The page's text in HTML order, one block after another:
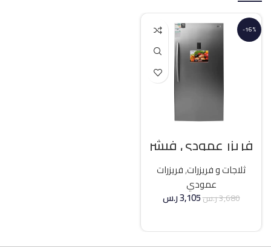
-16%
فريزر عمودي فيشر
21 قدم انفرتر – فضي
ثلاجات و فريزرات,فريزرات
عمودي
3,680ر.س3,105ر.س